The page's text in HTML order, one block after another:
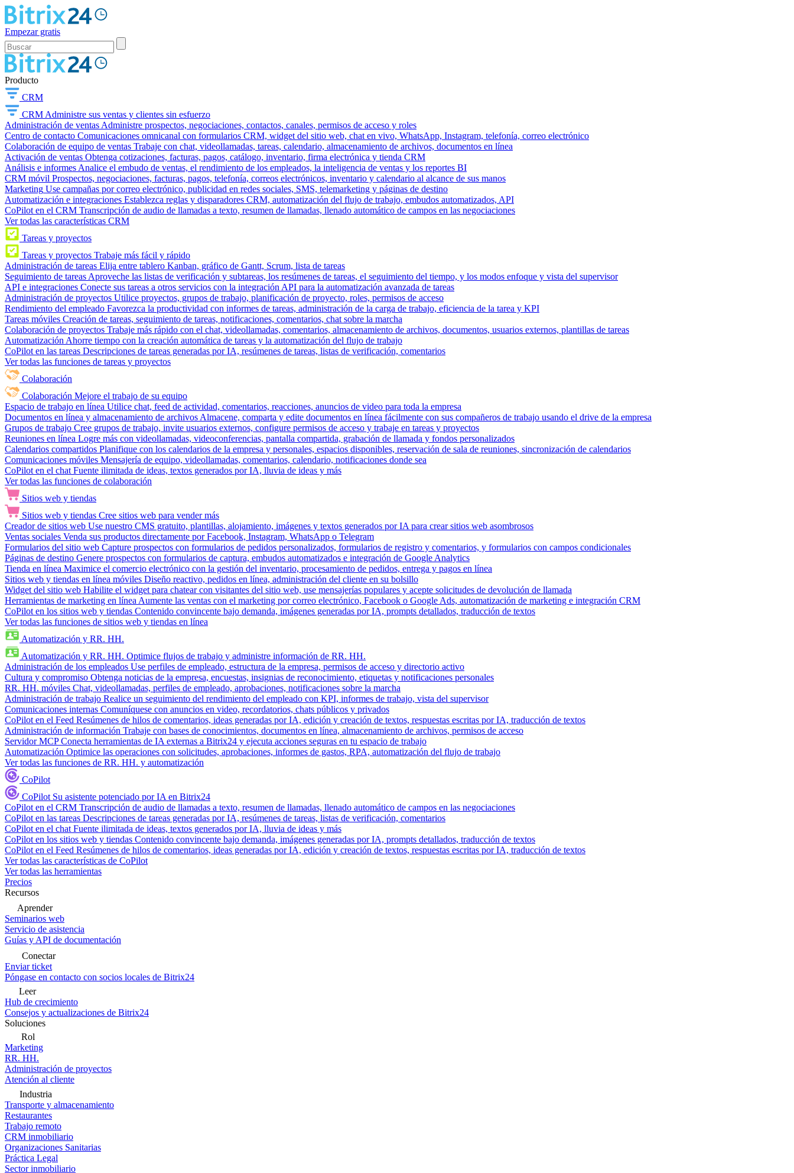
Empezar gratis
Producto
CRM
CRM Administre sus ventas y clientes sin esfuerzo
Administración de ventas Administre prospectos, negociaciones, contactos, canales, permisos de acceso y roles
Centro de contacto Comunicaciones omnicanal con formularios CRM, widget del sitio web, chat en vivo, WhatsApp, Instagram, telefonía, correo electrónico
Colaboración de equipo de ventas Trabaje con chat, videollamadas, tareas, calendario, almacenamiento de archivos, documentos en línea
Activación de ventas Obtenga cotizaciones, facturas, pagos, catálogo, inventario, firma electrónica y tienda CRM
Análisis e informes Analice el embudo de ventas, el rendimiento de los empleados, la inteligencia de ventas y los reportes BI
CRM móvil Prospectos, negociaciones, facturas, pagos, telefonía, correos electrónicos, inventario y calendario al alcance de sus manos
Marketing Use campañas por correo electrónico, publicidad en redes sociales, SMS, telemarketing y páginas de destino
Automatización e integraciones Establezca reglas y disparadores CRM, automatización del flujo de trabajo, embudos automatizados, API
CoPilot en el CRM Transcripción de audio de llamadas a texto, resumen de llamadas, llenado automático de campos en las negociaciones
Ver todas las características CRM
Tareas y proyectos
Tareas y proyectos Trabaje más fácil y rápido
Administración de tareas Elija entre tablero Kanban, gráfico de Gantt, Scrum, lista de tareas
Seguimiento de tareas Aproveche las listas de verificación y subtareas, los resúmenes de tareas, el seguimiento del tiempo, y los modos enfoque y vista del supervisor
API e integraciones Conecte sus tareas a otros servicios con la integración API para la automatización avanzada de tareas
Administración de proyectos Utilice proyectos, grupos de trabajo, planificación de proyecto, roles, permisos de acceso
Rendimiento del empleado Favorezca la productividad con informes de tareas, administración de la carga de trabajo, eficiencia de la tarea y KPI
Tareas móviles Creación de tareas, seguimiento de tareas, notificaciones, comentarios, chat sobre la marcha
Colaboración de proyectos Trabaje más rápido con el chat, videollamadas, comentarios, almacenamiento de archivos, documentos, usuarios externos, plantillas de tareas
Automatización Ahorre tiempo con la creación automática de tareas y la automatización del flujo de trabajo
CoPilot en las tareas Descripciones de tareas generadas por IA, resúmenes de tareas, listas de verificación, comentarios
Ver todas las funciones de tareas y proyectos
Colaboración
Colaboración Mejore el trabajo de su equipo
Espacio de trabajo en línea Utilice chat, feed de actividad, comentarios, reacciones, anuncios de video para toda la empresa
Documentos en línea y almacenamiento de archivos Almacene, comparta y edite documentos en línea fácilmente con sus compañeros de trabajo usando el drive de la empresa
Grupos de trabajo Cree grupos de trabajo, invite usuarios externos, configure permisos de acceso y trabaje en tareas y proyectos
Reuniones en línea Logre más con videollamadas, videoconferencias, pantalla compartida, grabación de llamada y fondos personalizados
Calendarios compartidos Planifique con los calendarios de la empresa y personales, espacios disponibles, reservación de sala de reuniones, sincronización de calendarios
Comunicaciones móviles Mensajería de equipo, videollamadas, comentarios, calendario, notificaciones donde sea
CoPilot en el chat Fuente ilimitada de ideas, textos generados por IA, lluvia de ideas y más
Ver todas las funciones de colaboración
Sitios web y tiendas
Sitios web y tiendas Cree sitios web para vender más
Creador de sitios web Use nuestro CMS gratuito, plantillas, alojamiento, imágenes y textos generados por IA para crear sitios web asombrosos
Ventas sociales Venda sus productos directamente por Facebook, Instagram, WhatsApp o Telegram
Formularios del sitio web Capture prospectos con formularios de pedidos personalizados, formularios de registro y comentarios, y formularios con campos condicionales
Páginas de destino Genere prospectos con formularios de captura, embudos automatizados e integración de Google Analytics
Tienda en línea Maximice el comercio electrónico con la gestión del inventario, procesamiento de pedidos, entrega y pagos en línea
Sitios web y tiendas en línea móviles Diseño reactivo, pedidos en línea, administración del cliente en su bolsillo
Widget del sitio web Habilite el widget para chatear con visitantes del sitio web, use mensajerías populares y acepte solicitudes de devolución de llamada
Herramientas de marketing en línea Aumente las ventas con el marketing por correo electrónico, Facebook o Google Ads, automatización de marketing e integración CRM
CoPilot en los sitios web y tiendas Contenido convincente bajo demanda, imágenes generadas por IA, prompts detallados, traducción de textos
Ver todas las funciones de sitios web y tiendas en línea
Automatización y RR. HH.
Automatización y RR. HH. Optimice flujos de trabajo y administre información de RR. HH.
Administración de los empleados Use perfiles de empleado, estructura de la empresa, permisos de acceso y directorio activo
Cultura y compromiso Obtenga noticias de la empresa, encuestas, insignias de reconocimiento, etiquetas y notificaciones personales
RR. HH. móviles Chat, videollamadas, perfiles de empleado, aprobaciones, notificaciones sobre la marcha
Administración de trabajo Realice un seguimiento del rendimiento del empleado con KPI, informes de trabajo, vista del supervisor
Comunicaciones internas Comuníquese con anuncios en video, recordatorios, chats públicos y privados
CoPilot en el Feed Resúmenes de hilos de comentarios, ideas generadas por IA, edición y creación de textos, respuestas escritas por IA, traducción de textos
Administración de información Trabaje con bases de conocimientos, documentos en línea, almacenamiento de archivos, permisos de acceso
Servidor MCP Conecta herramientas de IA externas a Bitrix24 y ejecuta acciones seguras en tu espacio de trabajo
Automatización Optimice las operaciones con solicitudes, aprobaciones, informes de gastos, RPA, automatización del flujo de trabajo
Ver todas las funciones de RR. HH. y automatización
CoPilot
CoPilot Su asistente potenciado por IA en Bitrix24
CoPilot en el CRM Transcripción de audio de llamadas a texto, resumen de llamadas, llenado automático de campos en las negociaciones
CoPilot en las tareas Descripciones de tareas generadas por IA, resúmenes de tareas, listas de verificación, comentarios
CoPilot en el chat Fuente ilimitada de ideas, textos generados por IA, lluvia de ideas y más
CoPilot en los sitios web y tiendas Contenido convincente bajo demanda, imágenes generadas por IA, prompts detallados, traducción de textos
CoPilot en el Feed Resúmenes de hilos de comentarios, ideas generadas por IA, edición y creación de textos, respuestas escritas por IA, traducción de textos
Ver todas las características de CoPilot
Ver todas las herramientas
Precios
Recursos
Aprender
Seminarios web
Servicio de asistencia
Guías y API de documentación
Conectar
Enviar ticket
Póngase en contacto con socios locales de Bitrix24
Leer
Hub de crecimiento
Consejos y actualizaciones de Bitrix24
Soluciones
Rol
Marketing
RR. HH.
Administración de proyectos
Atención al cliente
Industria
Transporte y almacenamiento
Restaurantes
Trabajo remoto
CRM inmobiliario
Organizaciones Sanitarias
Práctica Legal
Sector inmobiliario